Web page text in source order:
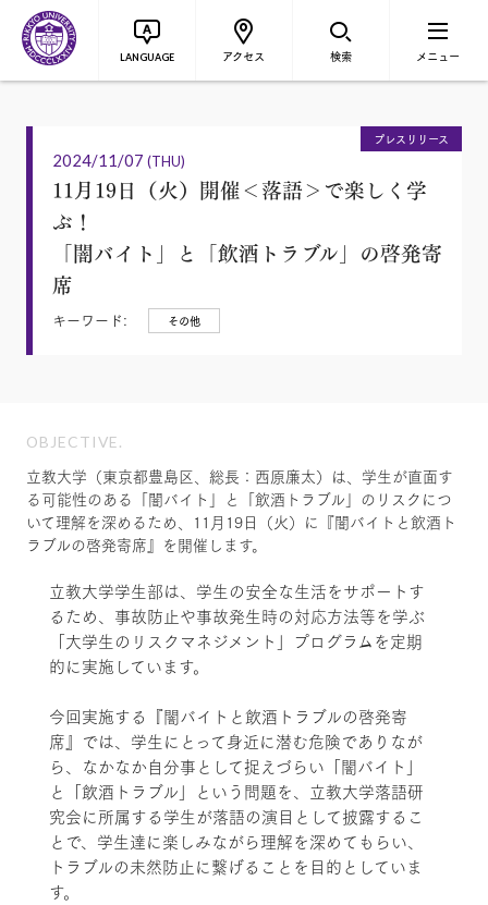
LANGUAGE アクセス 検索 メニュー
2024/11/07 (THU)
プレスリリース
11月19日（火）開催＜落語＞で楽しく学
ぶ！
「闇バイト」と「飲酒トラブル」の啓発寄
席
キーワード: その他
OBJECTIVE.
立教大学（東京都豊島区、総長：西原廉太）は、学生が直面す
る可能性のある「闇バイト」と「飲酒トラブル」のリスクにつ
いて理解を深めるため、11月19日（火）に『闇バイトと飲酒ト
ラブルの啓発寄席』を開催します。
立教大学学生部は、学生の安全な生活をサポートす
るため、事故防止や事故発生時の対応方法等を学ぶ
「大学生のリスクマネジメント」プログラムを定期
的に実施しています。
今回実施する『闇バイトと飲酒トラブルの啓発寄
席』では、学生にとって身近に潜む危険でありなが
ら、なかなか自分事として捉えづらい「闇バイト」
と「飲酒トラブル」という問題を、立教大学落語研
究会に所属する学生が落語の演目として披露するこ
とで、学生達に楽しみながら理解を深めてもらい、
トラブルの未然防止に繋げることを目的としていま
す。